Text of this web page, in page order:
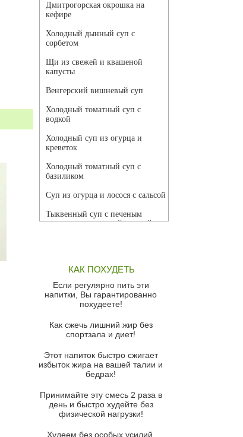
Дмитрогорская окрошка на
кефире
Холодный дынный суп с
сорбетом
Щи из свежей и квашеной
капусты
Венгерский вишневый суп
Холодный томатный суп с
водкой
Холодный суп из огурца и
креветок
Холодный томатный суп с
базиликом
Суп из огурца и лосося с сальсой
Тыквенный суп с печеным
чесноком и томатной сальсой
красного перца
Парижский луковый суп
Суп из спаржи и горошка с
Суп-крем из цветной капусты
Французский луковый суп
Суп из баклажанов с моцареллой
Грибной крем-суп с кростини с
козьим сыром
Суп мисо с зеленым луком и
КАК ПОХУДЕТЬ
Если регулярно пить эти
напитки, Вы гарантированно
похудеете!
Как сжечь лишний жир без
спортзала и диет!
Этот напиток быстро сжигает
избыток жира на вашей талии и
бедрах!
Принимайте эту смесь 2 раза в
день и быстро худейте без
физической нагрузки!
Худеем без особых усилий,